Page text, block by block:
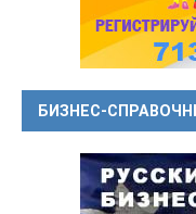
БИЗНЕС-